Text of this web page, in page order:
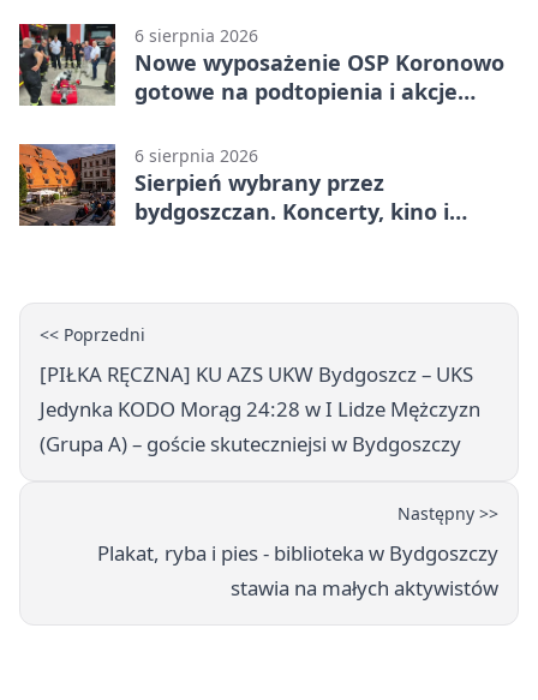
6 sierpnia 2026
Nowe wyposażenie OSP Koronowo
gotowe na podtopienia i akcje
6 sierpnia 2026
Sierpień wybrany przez
bydgoszczan. Koncerty, kino i
<< Poprzedni
[PIŁKA RĘCZNA] KU AZS UKW Bydgoszcz – UKS
Jedynka KODO Morąg 24:28 w I Lidze Mężczyzn
(Grupa A) – goście skuteczniejsi w Bydgoszczy
Następny >>
Plakat, ryba i pies - biblioteka w Bydgoszczy
stawia na małych aktywistów